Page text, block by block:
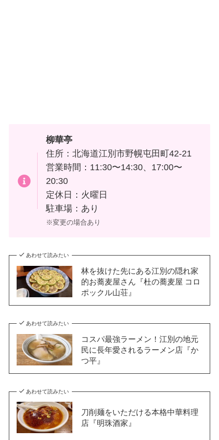
柳華亭
住所：北海道江別市野幌屯田町42-21
営業時間：11:30〜14:30、17:00〜
20:30
定休日：火曜日
駐車場：あり
※変更の場合あり
あわせて読みたい
林を抜けた先にある江別の隠れ家
的お蕎麦屋さん『杜の蕎麦屋 コロ
ポックル山荘』
あわせて読みたい
コスパ最強ラーメン！江別の地元
民に長年愛されるラーメン店『か
つ平』
あわせて読みたい
刀削麺をいただける本格中華料理
店『明珠酒家』